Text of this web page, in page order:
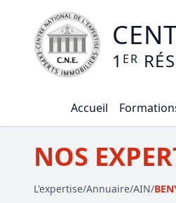
1 ER
Accueil
Expertise
NOS
L'expertise/Annuaire/AIN/